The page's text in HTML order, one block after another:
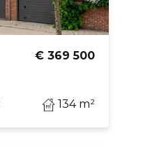
€ 369 500
134 m²